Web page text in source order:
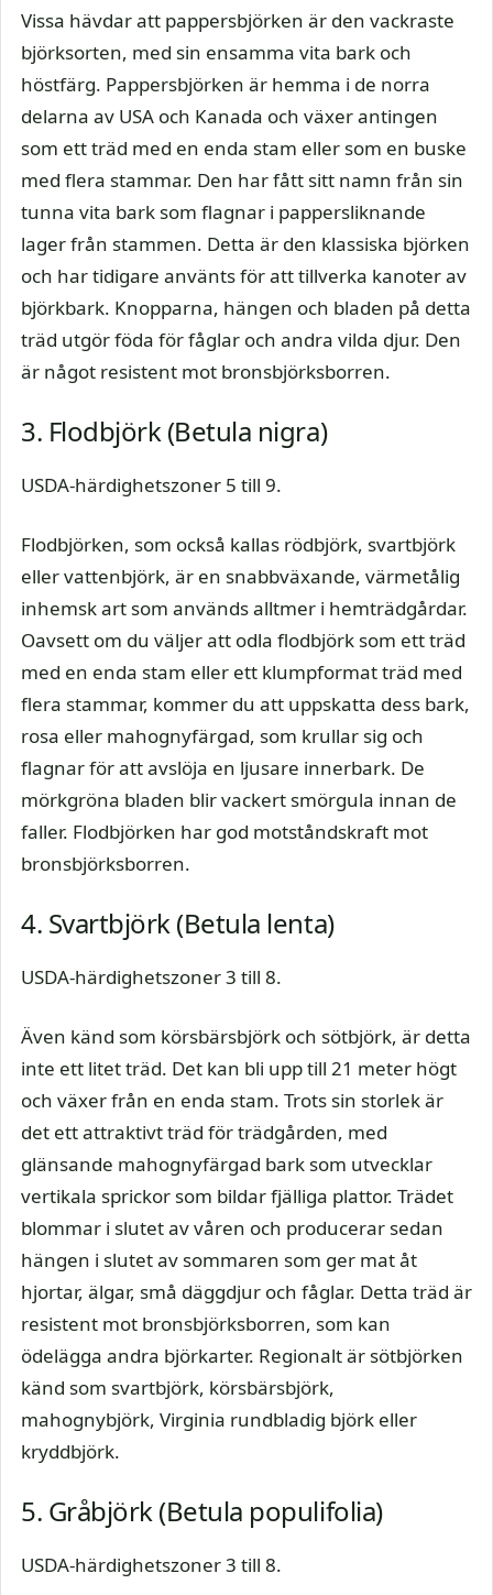
Vissa hävdar att pappersbjörken är den vackraste
björksorten, med sin ensamma vita bark och
höstfärg. Pappersbjörken är hemma i de norra
delarna av USA och Kanada och växer antingen
som ett träd med en enda stam eller som en buske
med flera stammar. Den har fått sitt namn från sin
tunna vita bark som flagnar i pappersliknande
lager från stammen. Detta är den klassiska björken
och har tidigare använts för att tillverka kanoter av
björkbark. Knopparna, hängen och bladen på detta
träd utgör föda för fåglar och andra vilda djur. Den
är något resistent mot bronsbjörksborren.
3. Flodbjörk (Betula nigra)
USDA-härdighetszoner 5 till 9.
Flodbjörken, som också kallas rödbjörk, svartbjörk
eller vattenbjörk, är en snabbväxande, värmetålig
inhemsk art som används alltmer i hemträdgårdar.
Oavsett om du väljer att odla flodbjörk som ett träd
med en enda stam eller ett klumpformat träd med
flera stammar, kommer du att uppskatta dess bark,
rosa eller mahognyfärgad, som krullar sig och
flagnar för att avslöja en ljusare innerbark. De
mörkgröna bladen blir vackert smörgula innan de
faller. Flodbjörken har god motståndskraft mot
bronsbjörksborren.
4. Svartbjörk (Betula lenta)
USDA-härdighetszoner 3 till 8.
Även känd som körsbärsbjörk och sötbjörk, är detta
inte ett litet träd. Det kan bli upp till 21 meter högt
och växer från en enda stam. Trots sin storlek är
det ett attraktivt träd för trädgården, med
glänsande mahognyfärgad bark som utvecklar
vertikala sprickor som bildar fjälliga plattor. Trädet
blommar i slutet av våren och producerar sedan
hängen i slutet av sommaren som ger mat åt
hjortar, älgar, små däggdjur och fåglar. Detta träd är
resistent mot bronsbjörksborren, som kan
ödelägga andra björkarter. Regionalt är sötbjörken
känd som svartbjörk, körsbärsbjörk,
mahognybjörk, Virginia rundbladig björk eller
kryddbjörk.
5. Gråbjörk (Betula populifolia)
USDA-härdighetszoner 3 till 8.